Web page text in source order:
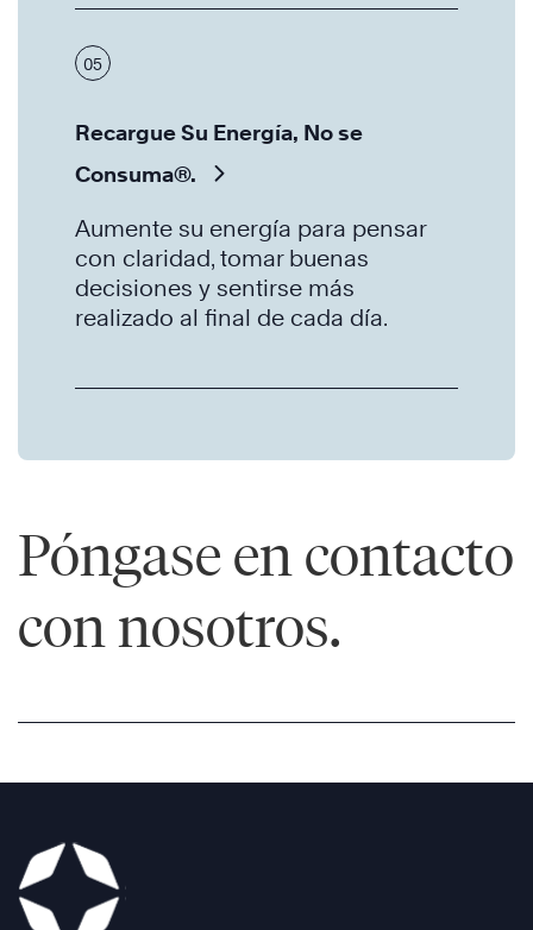
05
Recargue Su Energía, No se
Consuma®.
Aumente su energía para pensar
con claridad, tomar buenas
decisiones y sentirse más
realizado al final de cada día.
Póngase en contacto
con nosotros.